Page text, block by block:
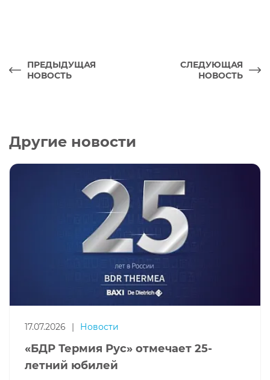
ПРЕДЫДУЩАЯ
НОВОСТЬ
СЛЕДУЮЩАЯ
НОВОСТЬ
Другие новости
17.07.2026 | Новости
«БДР Термия Рус» отмечает 25-
летний юбилей